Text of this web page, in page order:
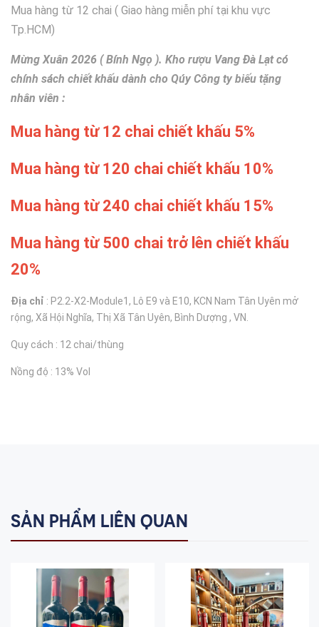
Mua hàng từ 12 chai ( Giao hàng miễn phí tại khu vực
Tp.HCM)
Mừng Xuân 2026 ( Bính Ngọ ). Kho rượu Vang Đà Lạt có
chính sách chiết khấu dành cho Qúy Công ty biếu tặng
nhân viên :
Mua hàng từ 12 chai chiết khấu 5%
Mua hàng từ 120 chai chiết khấu 10%
Mua hàng từ 240 chai chiết khấu 15%
Mua hàng từ 500 chai trở lên chiết khấu
20%
Địa chỉ : P2.2-X2-Module1, Lô E9 và E10, KCN Nam Tân Uyên mở
rộng, Xã Hội Nghĩa, Thị Xã Tân Uyên, Bình Dượng , VN.
Quy cách : 12 chai/thùng
Nồng độ : 13% Vol
SẢN PHẨM LIÊN QUAN